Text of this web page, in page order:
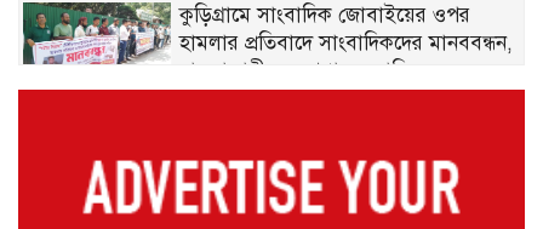
কুড়িগ্রামে সাংবাদিক জোবাইয়ের ওপর
হামলার প্রতিবাদে সাংবাদিকদের মানববন্ধন,
হামলাকারীদের গ্রেপ্তারের দাবি
গঙ্গাচড়ায় ১০০ বোতল মাদকসহ আটক ২,
মামলা দায়েরের প্রস্তুতি